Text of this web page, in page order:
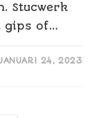
Stucwerk
gips of…
24, 2023